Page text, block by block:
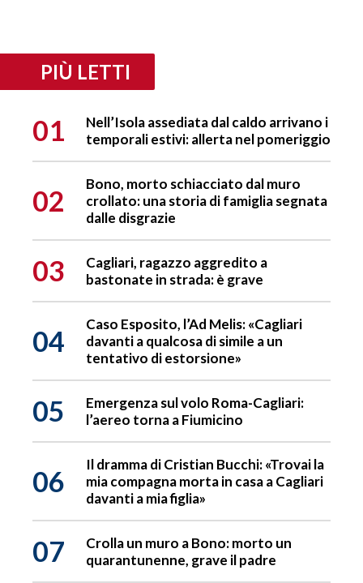
PIÙ LETTI
01
Nell’Isola assediata dal caldo arrivano i
temporali estivi: allerta nel pomeriggio
02
Bono, morto schiacciato dal muro
crollato: una storia di famiglia segnata
dalle disgrazie
03
Cagliari, ragazzo aggredito a
bastonate in strada: è grave
04
Caso Esposito, l’Ad Melis: «Cagliari
davanti a qualcosa di simile a un
tentativo di estorsione»
05
Emergenza sul volo Roma-Cagliari:
l’aereo torna a Fiumicino
06
Il dramma di Cristian Bucchi: «Trovai la
mia compagna morta in casa a Cagliari
davanti a mia figlia»
07
Crolla un muro a Bono: morto un
quarantunenne, grave il padre